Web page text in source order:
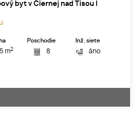
byt v Čiernej nad Tisou |
m2
Poschodie
8
Inž. siete
áno